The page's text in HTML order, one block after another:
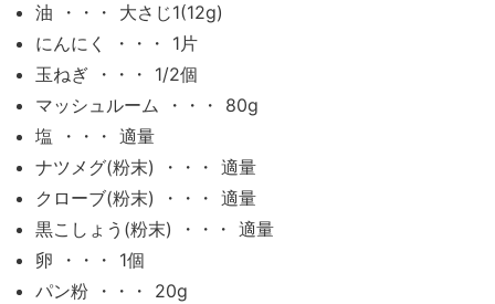
油 ・・・ 大さじ1(12g)
にんにく ・・・ 1片
玉ねぎ ・・・ 1/2個
マッシュルーム ・・・ 80g
塩 ・・・ 適量
ナツメグ(粉末) ・・・ 適量
クローブ(粉末) ・・・ 適量
黒こしょう(粉末) ・・・ 適量
卵 ・・・ 1個
パン粉 ・・・ 20g